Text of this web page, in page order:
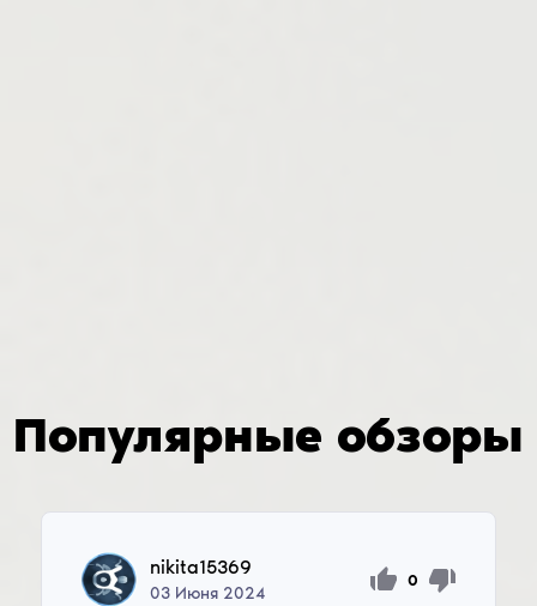
Популярные обзоры
nikita15369
03 Июня 2024
0